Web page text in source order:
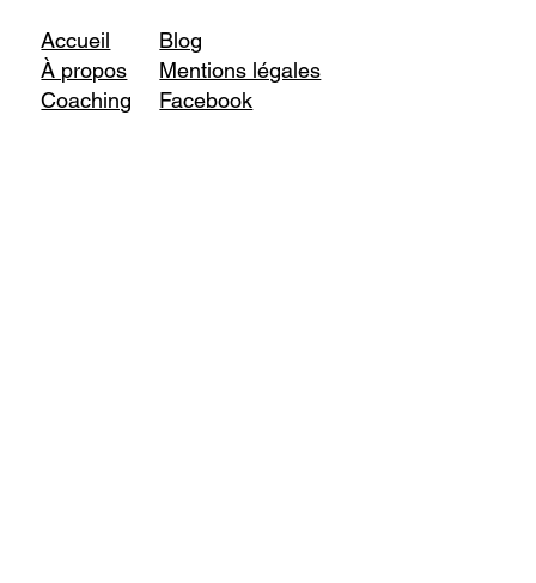
Accueil
À propos
Coaching
Blog
Mentions légales
Facebook